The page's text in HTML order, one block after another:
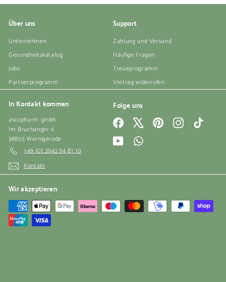
Über uns
Unternehmen
Gesundheitskatalog
Jobs
Partnerprogramm
Support
Zahlung und Versand
Häufige Fragen
Treueprogramm
Vertrag widerrufen
In Kontakt kommen
ascopharm gmbh
Im Bruchanger 6
38855 Wernigerode
+49 (0) 3943 94 81 10
Kontakt
Folge uns
Facebook PinterestInstagramTikTok
YouTubeWhatsApp
Wir akzeptieren